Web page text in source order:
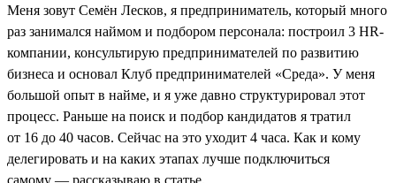
Меня зовут Семён Лесков, я предприниматель, который много
раз занимался наймом и подбором персонала: построил 3 HR-
компании, консультирую предпринимателей по развитию
бизнеса и основал Клуб предпринимателей «Среда». У меня
большой опыт в найме, и я уже давно структурировал этот
процесс. Раньше на поиск и подбор кандидатов я тратил
от 16 до 40 часов. Сейчас на это уходит 4 часа. Как и кому
делегировать и на каких этапах лучше подключиться
самому — рассказываю в статье.